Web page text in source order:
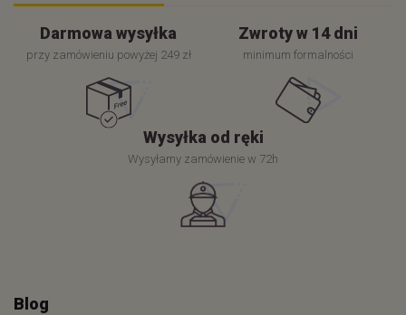
Darmowa wysyłka
przy zamówieniu powyżej 249 zł
Zwroty w 14 dni
minimum formalności
Wysyłka od ręki
Wysyłamy zamówienie w 72h
Blog